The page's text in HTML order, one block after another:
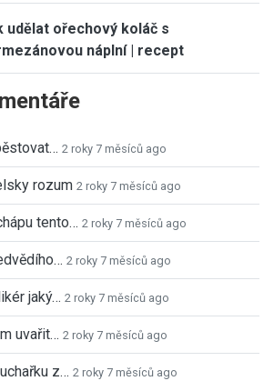
udělat ořechový koláč s
náplní | recept
2 roky 7 měsíců ago
rozum 2 roky 7 měsíců ago
tento… 2 roky 7 měsíců ago
2 roky 7 měsíců ago
jaký… 2 roky 7 měsíců ago
uvařit… 2 roky 7 měsíců ago
z… 2 roky 7 měsíců ago